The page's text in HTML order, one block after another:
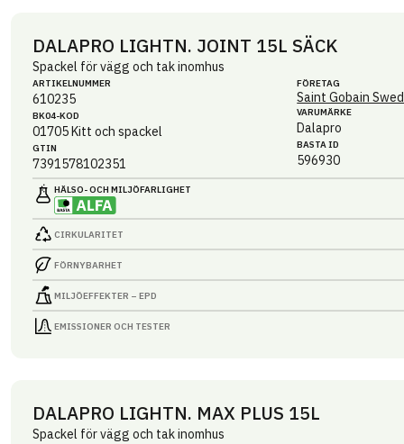
DALAPRO LIGHTN. JOINT 15L SÄCK
Spackel för vägg och tak inomhus
ARTIKEL­NUMMER
610235
BK04-KOD
01705Kitt och spackel
GTIN
7391578102351
FÖRETAG
Saint Gobain
VARUMÄRKE
Dalapro
BASTA ID
596930
HÄLSO- OCH MILJÖ­FARLIGHET
CIRKULARITET
FÖRNYBARHET
MILJÖEFFEKTER – EPD
EMISSIONER OCH TESTER
DALAPRO LIGHTN. MAX PLUS 15L
Spackel för vägg och tak inomhus